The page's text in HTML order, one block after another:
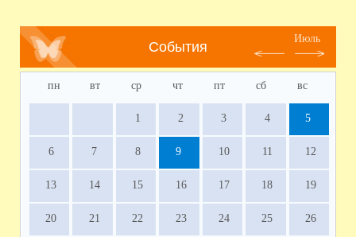
События
Июль
пн вт ср чт пт сб вс
1 2 3 4 5
6 7 8 9 10 11 12
13 14 15 16 17 18 19
20 21 22 23 24 25 26